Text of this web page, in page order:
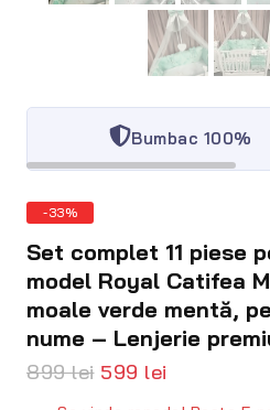
Bumbac 100%
-33%
Set complet 11 piese
model Royal Catifea
moale verde mentă,
nume – Lenjerie
899lei 599 lei
15 produse vandute in 9 ore